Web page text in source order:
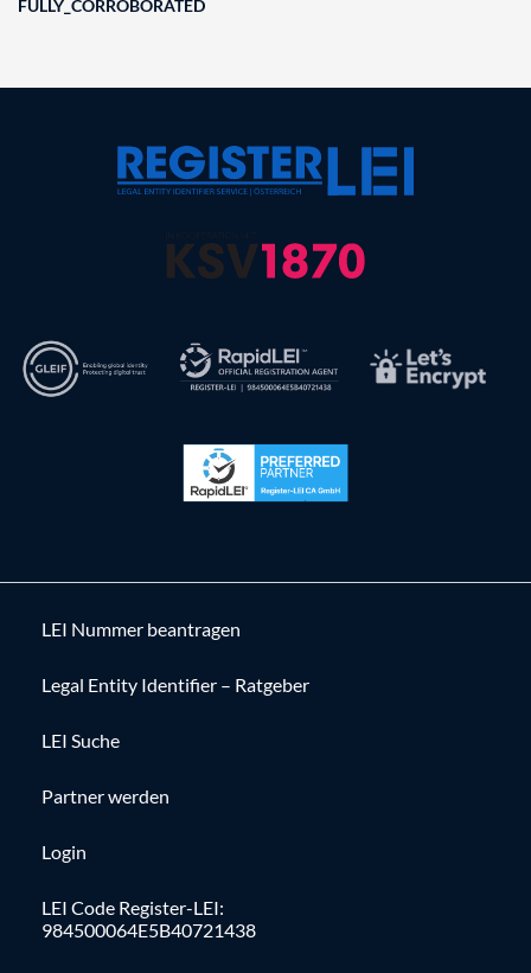
FULLY_CORROBORATED
LEI Nummer beantragen
Legal Entity Identifier – Ratgeber
LEI Suche
Partner werden
Login
LEI Code Register-LEI:
984500064E5B40721438